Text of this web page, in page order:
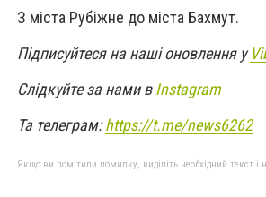
З міста Рубіжне до міста Бахмут.
Підписуйтеся на наші оновлення у
Слідкуйте за нами вInstagram
Та телеграм:https://t.me/news6262
Якщо ви помітили помилку, виділіть необхідний текст